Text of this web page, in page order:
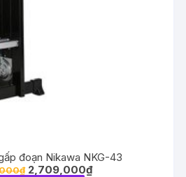
đoạn Nikawa NKG-43
₫ 2,709,000₫